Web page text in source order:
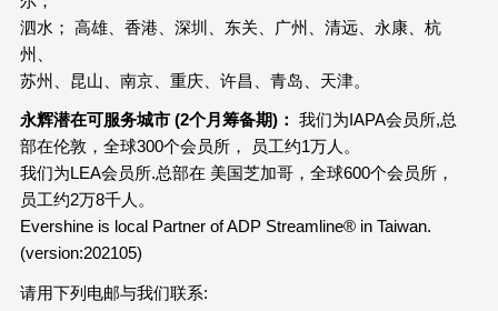
泗水； 高雄、香港、深圳、东关、广州、清远、永康、杭
州、
苏州、昆山、南京、重庆、许昌、青岛、天津。
永辉潜在可服务城市 (2个月筹备期)： 我们为IAPA会员所,总
部在伦敦，全球300个会员所， 员工约1万人。
我们为LEA会员所.总部在 美国芝加哥，全球600个会员所，
员工约2万8千人。
Evershine is local Partner of ADP Streamline® in Taiwan.
(version:202105)
请用下列电邮与我们联系: